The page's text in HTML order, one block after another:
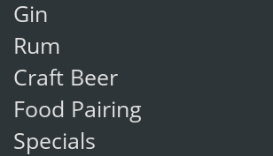
Gin
Rum
Craft Beer
Food Pairing
Specials